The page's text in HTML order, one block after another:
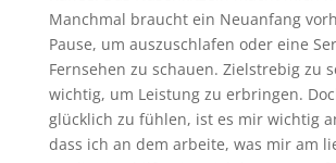
Manchmal braucht ein Neuanfang
Pause, um auszuschlafen oder eine
Fernsehen zu schauen. Zielstrebig zu
wichtig, um Leistung zu erbringen.
glücklich zu fühlen, ist es mir wichtig
dass ich an dem arbeite, was mir am